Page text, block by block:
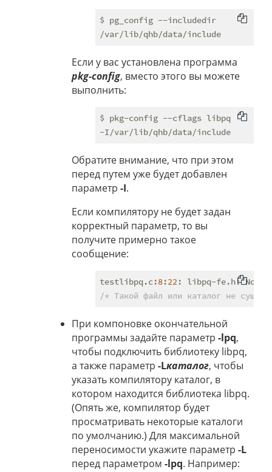
$ pg_config --includedir
Если у вас установлена программа
pkg-config, вместо этого вы можете
выполнить:
$ pkg-config --cflags libpq
Обратите внимание, что при этом
перед путем уже будет добавлен
параметр -I.
Если компилятору не будет задан
корректный параметр, то вы
получите примерно такое
сообщение:
testlibpq.c:8:22: libpq-fe.h: No
/* Такой файл или каталог не
При компоновке окончательной
программы задайте параметр -lpq,
чтобы подключить библиотеку libpq,
а также параметр -Lкаталог, чтобы
указать компилятору каталог, в
котором находится библиотека libpq.
(Опять же, компилятор будет
просматривать некоторые каталоги
по умолчанию.) Для максимальной
переносимости укажите параметр -L
перед параметром -lpq. Например: